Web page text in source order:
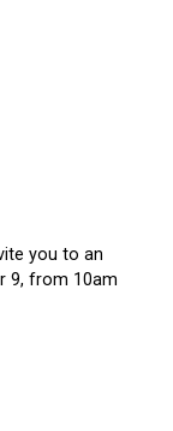
you to an
9, from 10am